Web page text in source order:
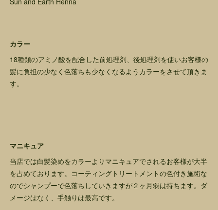
カラー
18種類のアミノ酸を配合した前処理剤、後処理剤を使いお客様の
髪に負担の少なく色落ちも少なくなるようカラーをさせて頂きま
す。
マニキュア
当店では白髪染めをカラーよりマニキュアでされるお客様が大半
を占めております。コーティングトリートメントの色付き施術な
のでシャンプーで色落ちしていきますが２ヶ月弱は持ちます。ダ
メージはなく、手触りは最高です。